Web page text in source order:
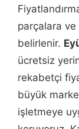
parçalara ve
belirlenir.
ücretsiz
rekabetçi
büyük
işletmeye